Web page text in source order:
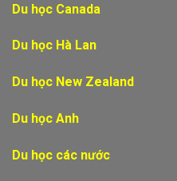
Du học Canada
Du học Hà Lan
Du học New Zealand
Du học Anh
Du học các nước